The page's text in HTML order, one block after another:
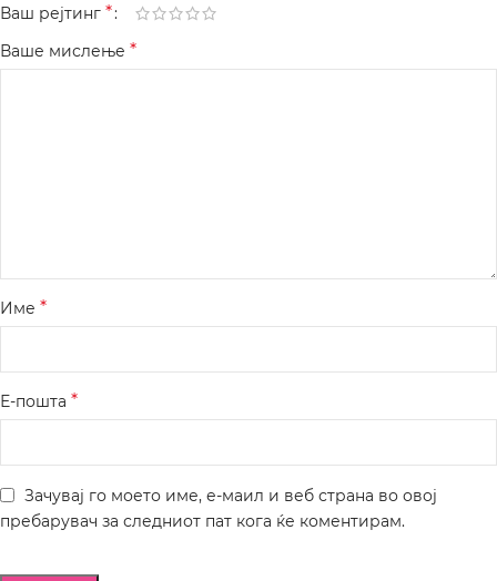
Ваш рејтинг *
Ваше мислење *
Име *
Е-пошта *
Зачувај го моето име, е-маил и веб страна во овој
пребарувач за следниот пат кога ќе коментирам.